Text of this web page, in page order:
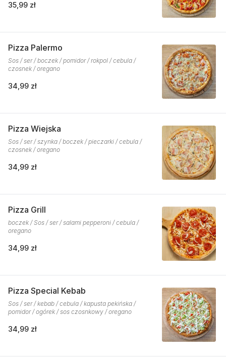
35,99 zł
Pizza Palermo
Sos / ser / boczek / pomidor / rokpol / cebula /
czosnek / oregano
34,99 zł
Pizza Wiejska
Sos / ser / szynka / boczek / pieczarki / cebula /
czosnek / oregano
34,99 zł
Pizza Grill
boczek / Sos / ser / salami pepperoni / cebula /
oregano
34,99 zł
Pizza Special Kebab
Sos / ser / kebab / cebula / kapusta pekińska /
pomidor / ogórek / sos czosnkowy / oregano
34,99 zł